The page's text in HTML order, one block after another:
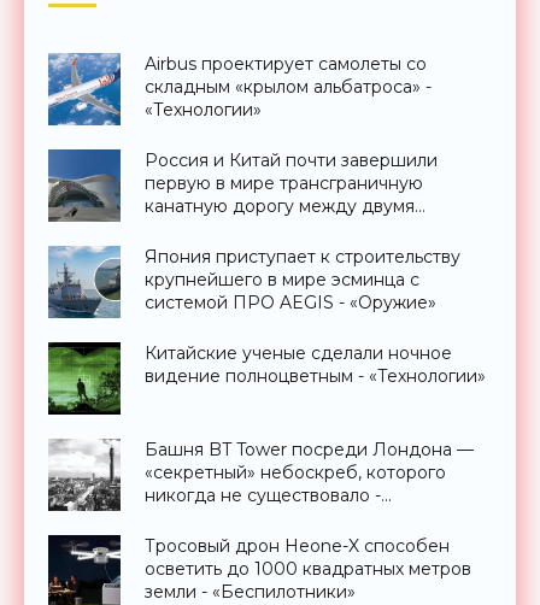
Airbus проектирует самолеты со
складным «крылом альбатроса» -
«Технологии»
Россия и Китай почти завершили
первую в мире трансграничную
канатную дорогу между двумя
Япония приступает к строительству
крупнейшего в мире эсминца с
системой ПРО AEGIS - «Оружие»
Китайские ученые сделали ночное
видение полноцветным - «Технологии»
Башня BT Tower посреди Лондона —
«секретный» небоскреб, которого
никогда не существовало -
Тросовый дрон Heone-X способен
осветить до 1000 квадратных метров
земли - «Беспилотники»